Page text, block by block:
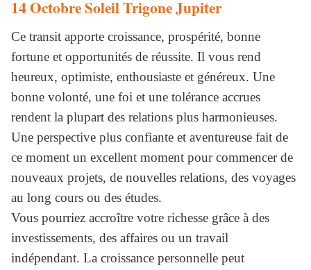
14 Octobre Soleil Trigone Jupiter
Ce transit apporte croissance, prospérité, bonne
fortune et opportunités de réussite. Il vous rend
heureux, optimiste, enthousiaste et généreux. Une
bonne volonté, une foi et une tolérance accrues
rendent la plupart des relations plus harmonieuses.
Une perspective plus confiante et aventureuse fait de
ce moment un excellent moment pour commencer de
nouveaux projets, de nouvelles relations, des voyages
au long cours ou des études.
Vous pourriez accroître votre richesse grâce à des
investissements, des affaires ou un travail
indépendant. La croissance personnelle peut